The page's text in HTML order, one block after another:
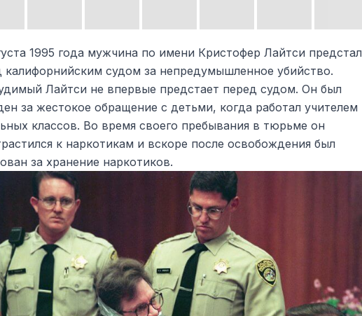
1995 года мужчина по имени Кристофер Лайтси предстал
калифорнийским судом за непредумышленное убийство.
Лайтси не впервые предстает перед судом. Он был
за жестокое обращение с детьми, когда работал учителем
классов. Во время своего пребывания в тюрьме он
к наркотикам и вскоре после освобождения был
за хранение наркотиков.